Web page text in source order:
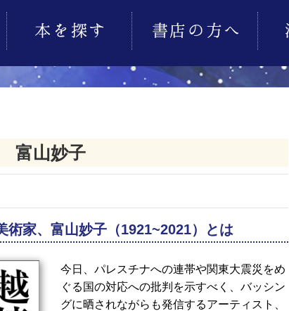
富山妙子
術家、富山妙子（1921~2021）とは
今日、パレスチナへの連帯や関東大震災をめ
ぐる国の対応への批判を示すべく、バッシン
グに晒されながらも発信するアーティスト、